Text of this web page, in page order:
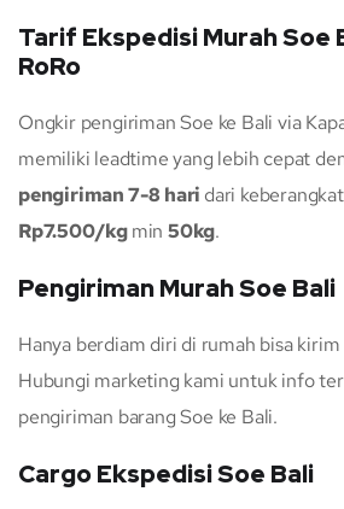
Tarif Ekspedisi Murah Soe
RoRo
Ongkir pengiriman Soe ke Bali via
memiliki leadtime yang lebih cepat
pengiriman 7-8 hari dari
Rp7.500/kgmin50kg.
Pengiriman Murah Soe Bali
Hanya berdiam diri di rumah bisa
Hubungi marketing kami untuk info
pengiriman barang Soe ke Bali.
Cargo Ekspedisi Soe Bali